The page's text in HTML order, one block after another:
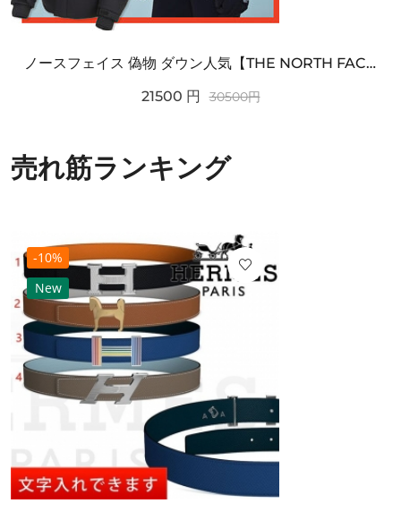
ノースフェイス 偽物 ダウン人気【THE NORTH FACE】M'S 7 SUMMIT HIM...
21500 円 30500円
売れ筋ランキング
-10%
New